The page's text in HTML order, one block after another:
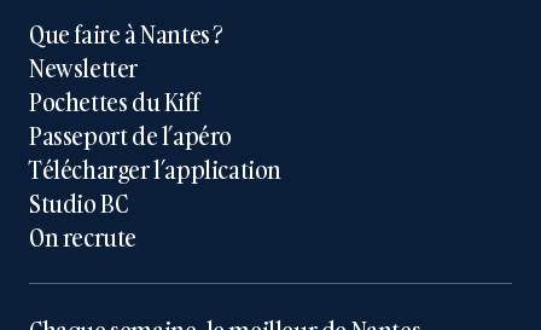
Que faire à Nantes ?
Newsletter
Pochettes du Kiff
Passeport de l’apéro
Télécharger l’application
Studio BC
On recrute